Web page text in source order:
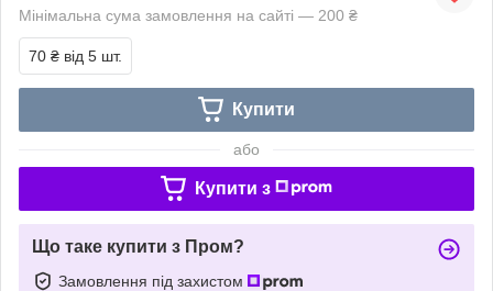
Мінімальна сума замовлення на сайті — 200 ₴
70 ₴ від 5 шт.
Купити
або
Купити з
Що таке купити з Пром?
Замовлення під захистом